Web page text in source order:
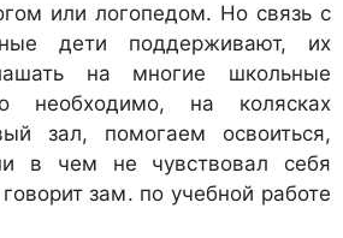
или логопедом. Но связь с
дети поддерживают, их
на многие школьные
необходимо, на колясках
зал, помогаем освоиться,
в чем не чувствовал себя
зам. по учебной работе